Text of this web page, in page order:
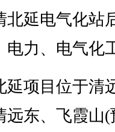
北延电气化站
电力、电气化
项目位于清
远东、飞霞山